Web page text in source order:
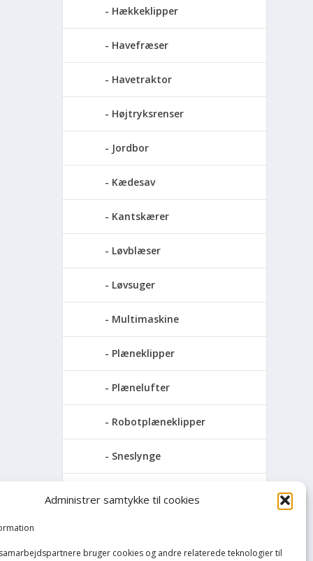
Administrer samtykke til cookies
bruger cookies og andre relaterede teknologier til
Hækkeklipper
Havefræser
Havetraktor
Højtryksrenser
Jordbor
Kædesav
Kantskærer
Løvblæser
Løvsuger
Multimaskine
Plæneklipper
Plænelufter
Robotplæneklipper
Sneslynge
Køkken